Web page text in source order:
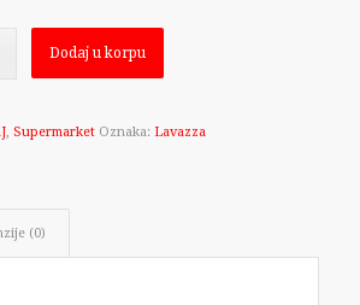
Dodaj u korpu
, Supermarket Oznaka: Lavazza
(0)